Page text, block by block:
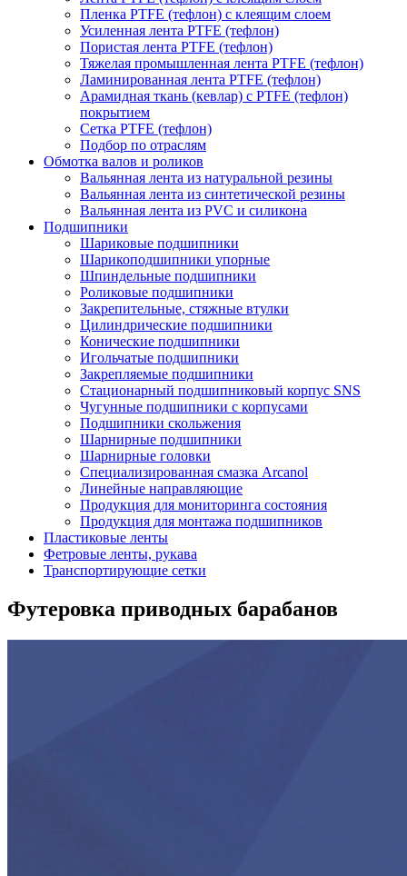
Пленка PTFE (тефлон) с клеящим слоем
Усиленная лента PTFE (тефлон)
Пористая лента PTFE (тефлон)
Тяжелая промышленная лента PTFE (тефлон)
Ламинированная лента PTFE (тефлон)
Арамидная ткань (кевлар) с PTFE (тефлон)
покрытием
Сетка PTFE (тефлон)
Подбор по отраслям
Обмотка валов и роликов
Вальянная лента из натуральной резины
Вальянная лента из синтетической резины
Вальянная лента из PVC и силикона
Подшипники
Шариковые подшипники
Шарикоподшипники упорные
Шпиндельные подшипники
Роликовые подшипники
Закрепительные, стяжные втулки
Цилиндрические подшипники
Конические подшипники
Игольчатые подшипники
Закрепляемые подшипники
Стационарный подшипниковый корпус SNS
Чугунные подшипники с корпусами
Подшипники скольжения
Шарнирные подшипники
Шарнирные головки
Специализированная смазка Arcanol
Линейные направляющие
Продукция для мониторинга состояния
Продукция для монтажа подшипников
Пластиковые ленты
Фетровые ленты, рукава
Транспортирующие сетки
Футеровка приводных барабанов